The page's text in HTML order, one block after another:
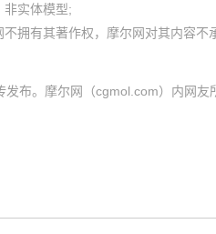
非实体模型;
布。摩尔网（cgmol.com）内网